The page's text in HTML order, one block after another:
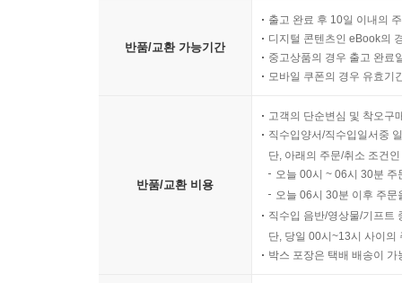
반품/교환 가능기간
출고 완료 후 10일 이내의
디지털 콘텐츠인 eBook의
중고상품의 경우 출고 완료
모바일 쿠폰의 경우 유효기
반품/교환 비용
고객의 단순변심 및 착오구
직수입양서/직수입일서중
단, 아래의 주문/취소 조건
오늘 00시 ~ 06시 30분
오늘 06시 30분 이후 주
직수입 음반/영상물/기프트
단, 당일 00시~13시 사이의
박스 포장은 택배 배송이